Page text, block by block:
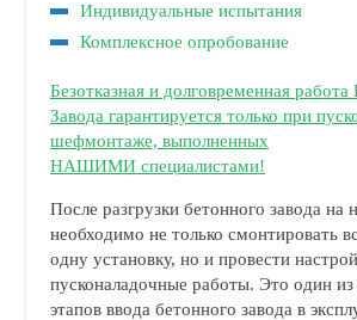
Индивидуальные испытания
Комплексное опробование
Безотказная и долговременная работа
Завода гарантируется только при
шефмонтаже, выполненных
НАШИМИ специалистами!
После разгрузки бетонного завода на
необходимо не только смонтировать
одну установку, но и провести
пусконаладочные работы. Это один
этапов ввода бетонного завода в